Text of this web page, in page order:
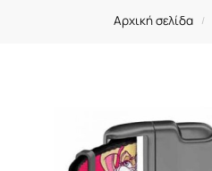
Αρχική σελίδα /